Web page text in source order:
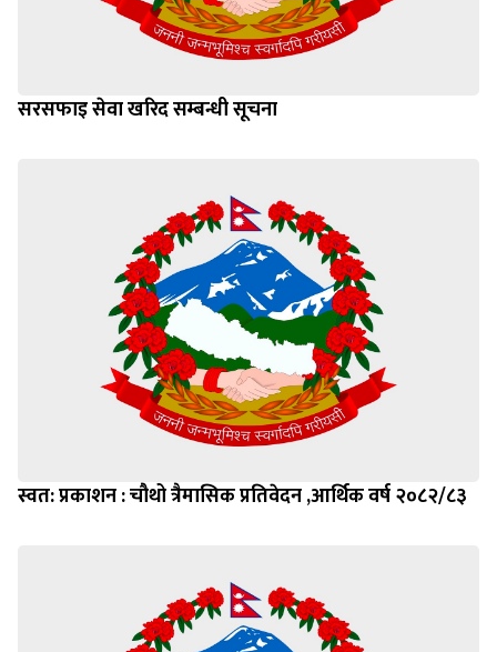
सरसफाइ सेवा खरिद सम्बन्धी सूचना
स्वत: प्रकाशन : चौथो त्रैमासिक प्रतिवेदन ,आर्थिक वर्ष २०८२/८३